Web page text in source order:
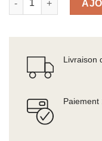
Livraison
Paiement